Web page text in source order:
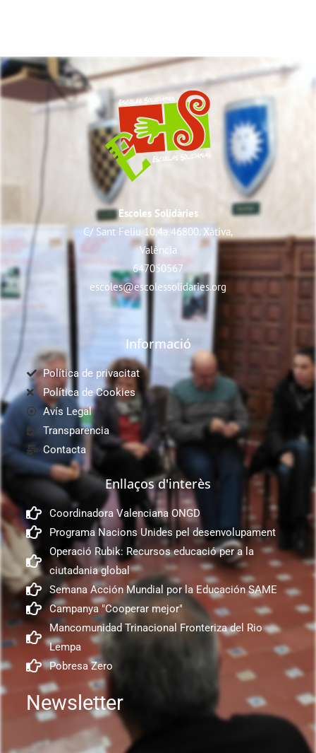
Escoles Solidàries
C/ Sant Feliu 10,4a 46800. Xàtiva,
València
647050567
escoles@escolessolidaries.org
Informació
Política de privacitat
Política de Cookies
Avís Legal
Transparencia
Contacta
Enllaços d'interès
Coordinadora Valenciana ONGD
Programa Nacions Unides pel desenvolupament
Operació Rubik: Recursos educació per a la
ciutadania global
Semana Acción Mundial por la Educación SAME
Campanya "Cooperar mejor"
Mancomunidad Trinacional Fronteriza del Rio
Lempa
Pobresa Zero
Newsletter